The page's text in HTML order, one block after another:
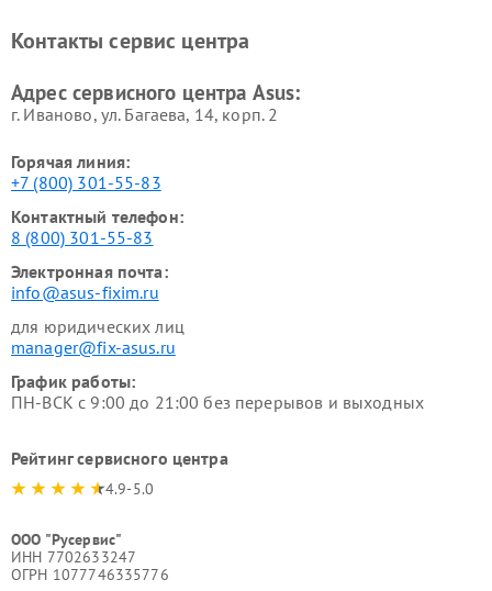
Контакты сервис центра
Адрес сервисного центра Asus:
г. Иваново, ул. Багаева, 14, корп. 2
Горячая линия:
+7 (800) 301-55-83
Контактный телефон:
8 (800) 301-55-83
Электронная почта:
info@asus-fixim.ru
для юридических лиц
manager@fix-asus.ru
График работы:
ПН-ВСК с 9:00 до 21:00 без перерывов и выходных
Рейтинг сервисного центра
4.9-5.0
ООО "Русервис"
ИНН 7702633247
ОГРН 1077746335776